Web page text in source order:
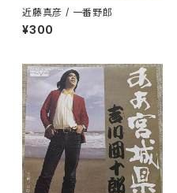
近藤真彦 / 一番野郎
¥300